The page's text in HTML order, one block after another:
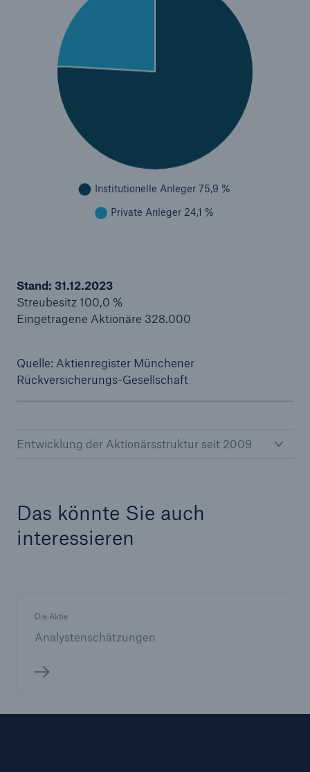
Stand: 31.12.2023
Streubesitz 100,0 %
Eingetragene Aktionäre 328.000
Quelle: Aktienregister Münchener
Rückversicherungs-Gesellschaft
Entwicklung der Aktionärsstruktur seit 2009
Das könnte Sie auch
interessieren
Die Aktie
Analystenschätzungen